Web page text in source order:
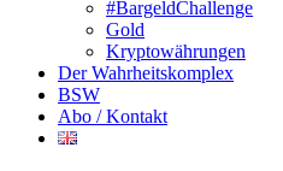
#BargeldChallenge
Gold
Kryptowährungen
Der Wahrheitskomplex
BSW
Abo / Kontakt